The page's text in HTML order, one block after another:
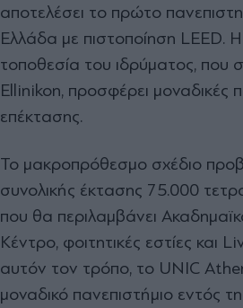
αποτελέσει το πρώτο
Ελλάδα με πιστοποίηση LEED.
τοποθεσία του ιδρύματος, που
Ellinikon, προσφέρει μοναδικές
επέκτασης.
Το μακροπρόθεσμο σχέδιο
συνολικής έκτασης 75.000
που θα περιλαμβάνει
Κέντρο, φοιτητικές εστίες και
αυτόν τον τρόπο, το UNIC
μοναδικό πανεπιστήμιο εντός